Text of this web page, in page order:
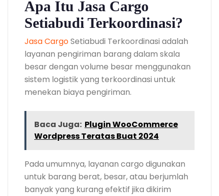
Apa Itu Jasa Cargo
Setiabudi Terkoordinasi?
Jasa CargoSetiabudi Terkoordinasi adalah
layanan pengiriman barang dalam skala
besar dengan volume besar menggunakan
sistem logistik yang terkoordinasi untuk
menekan biaya pengiriman.
Baca Juga: Plugin WooCommerce
Wordpress Teratas Buat 2024
Pada umumnya, layanan cargo digunakan
untuk barang berat, besar, atau berjumlah
banyak yang kurang efektif jika dikirim